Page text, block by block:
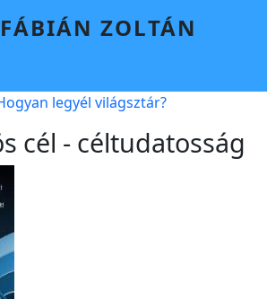
FÁBIÁN ZOLTÁN
legyél világsztár?
cél - céltudatosság